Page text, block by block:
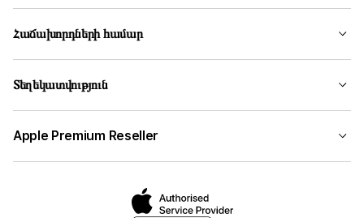
Հաճախորդների համար
Տեղեկատվություն
Apple Premium Reseller